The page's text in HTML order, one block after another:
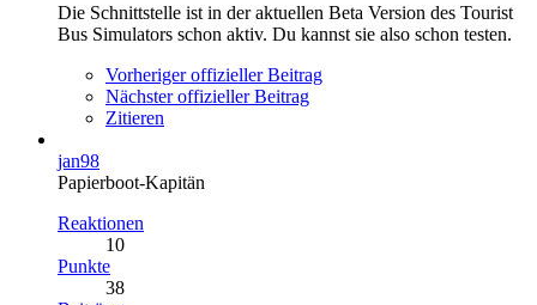
Die Schnittstelle ist in der aktuellen Beta Version des Tourist
Bus Simulators schon aktiv. Du kannst sie also schon testen.
Vorheriger offizieller Beitrag
Nächster offizieller Beitrag
Zitieren
jan98
Papierboot-Kapitän
Reaktionen
10
Punkte
38